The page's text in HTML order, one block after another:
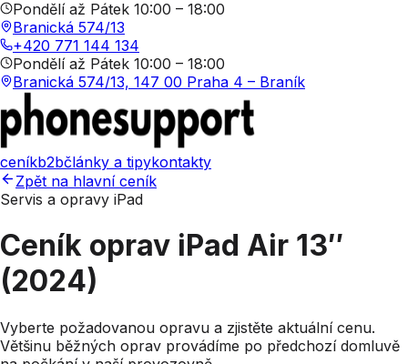
Pondělí až Pátek 10:00 – 18:00
Branická 574/13
+420 771 144 134
Pondělí až Pátek 10:00 – 18:00
Branická 574/13, 147 00 Praha 4 – Braník
ceníkb2bčlánky a tipykontakty
Zpět na hlavní ceník
Servis a opravy iPad
Ceník oprav iPad Air 13″
(2024)
Vyberte požadovanou opravu a zjistěte aktuální cenu.
Většinu běžných oprav provádíme po předchozí domluvě